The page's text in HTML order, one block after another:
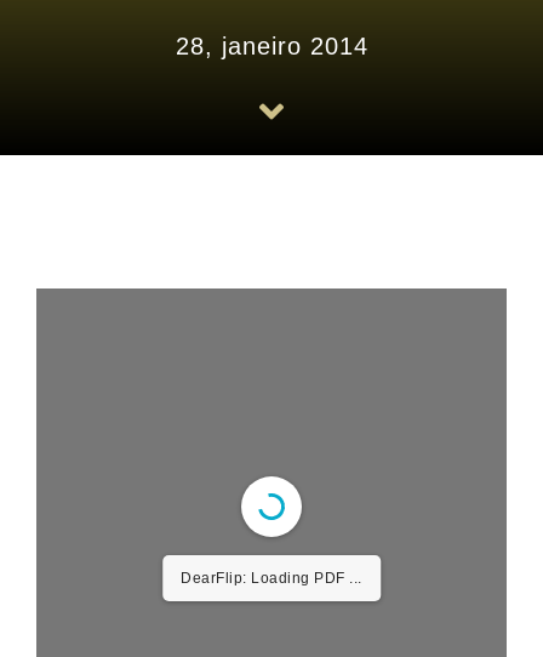
28, janeiro 2014
DearFlip: Loading PDF ...